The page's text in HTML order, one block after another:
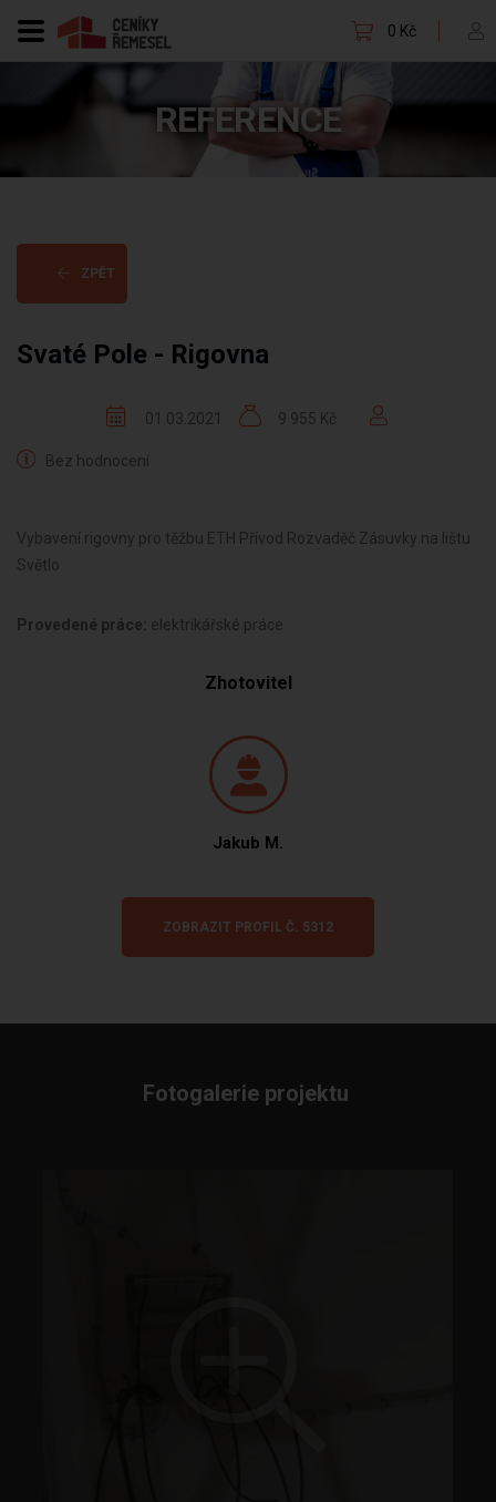
0 Kč
REFERENCE
ZPĚT
Svaté Pole - Rigovna
01.03.2021 9 955 Kč
Bez hodnocení
Vybavení rigovny pro těžbu ETH Přívod Rozvaděč Zásuvky na lištu
Světlo
Provedené práce: elektrikářské práce
Zhotovitel
Jakub M.
ZOBRAZIT PROFIL Č. 5312
Fotogalerie projektu